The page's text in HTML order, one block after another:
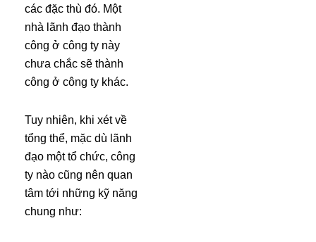
các đặc thù đó. Một
nhà lãnh đạo thành
công ở công ty này
chưa chắc sẽ thành
công ở công ty khác.
Tuy nhiên, khi xét về
tổng thể, mặc dù lãnh
đạo một tổ chức, công
ty nào cũng nên quan
tâm tới những kỹ năng
chung như: